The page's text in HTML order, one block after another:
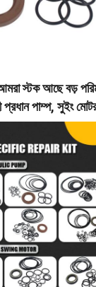
স্টক আছে বড়
পাম্প, সুইং